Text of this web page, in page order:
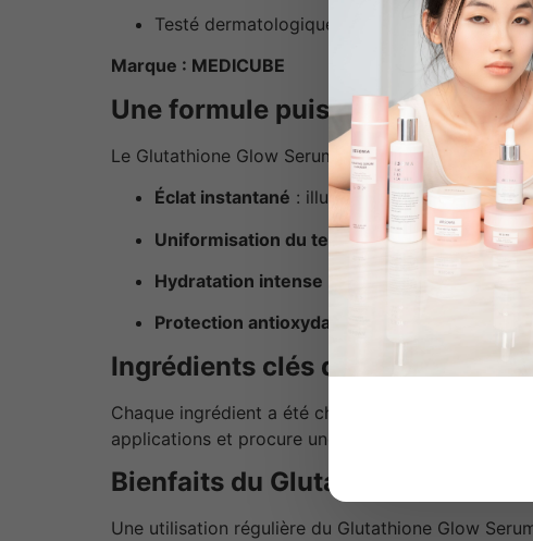
Testé dermatologiquement
Marque : MEDICUBE
Une formule puissante et
Le Glutathione Glow Serum combine des
Éclat instantané : illumine le teint pour un
Uniformisation du teint: réduit les
Hydratation intense : nourrit en profondeur
Protection antioxydante
: protège la peau
Ingrédients clés du Glutathione
Chaque ingrédient a été choisi pour sa
applications et procure une sensation de douceur
Bienfaits du Glutathione Glow
Une utilisation régulière du Glutathione Glow